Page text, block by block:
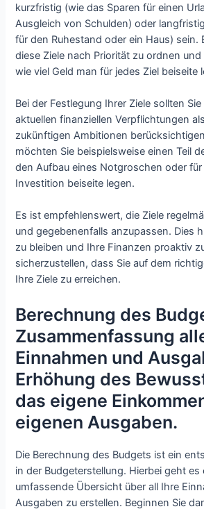
kurzfristig (wie das Sparen für einen
Ausgleich von Schulden) oder
für den Ruhestand oder ein Haus) sein.
diese Ziele nach Priorität zu ordnen
wie viel Geld man für jedes Ziel beiseite
Bei der Festlegung Ihrer Ziele sollten
aktuellen finanziellen Verpflichtungen
zukünftigen Ambitionen
möchten Sie beispielsweise einen Teil
den Aufbau eines Notgroschen oder
Investition beiseite legen.
Es ist empfehlenswert, die Ziele
und gegebenenfalls anzupassen. Dies
zu bleiben und Ihre Finanzen proaktiv
sicherzustellen, dass Sie auf dem
Ihre Ziele zu erreichen.
Berechnung des
Zusammenfassung
Einnahmen und
Erhöhung des
das eigene
eigenen Ausgaben.
Die Berechnung des Budgets ist ein
in der Budgeterstellung. Hierbei geht es
umfassende Übersicht über all Ihre
Ausgaben zu erstellen. Beginnen Sie